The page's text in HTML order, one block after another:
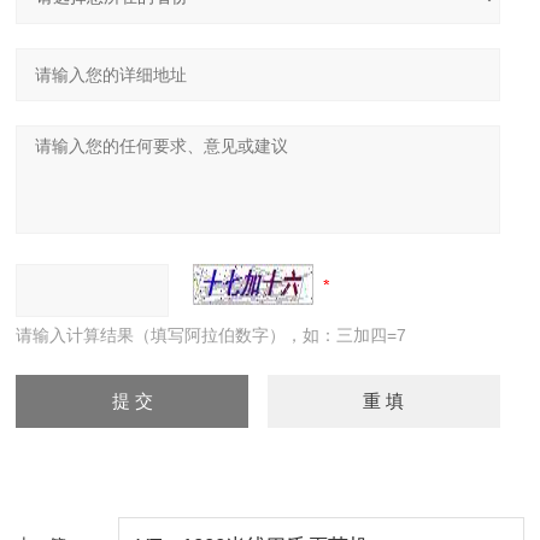
请输入计算结果（填写阿拉伯数字），如：三加四=7